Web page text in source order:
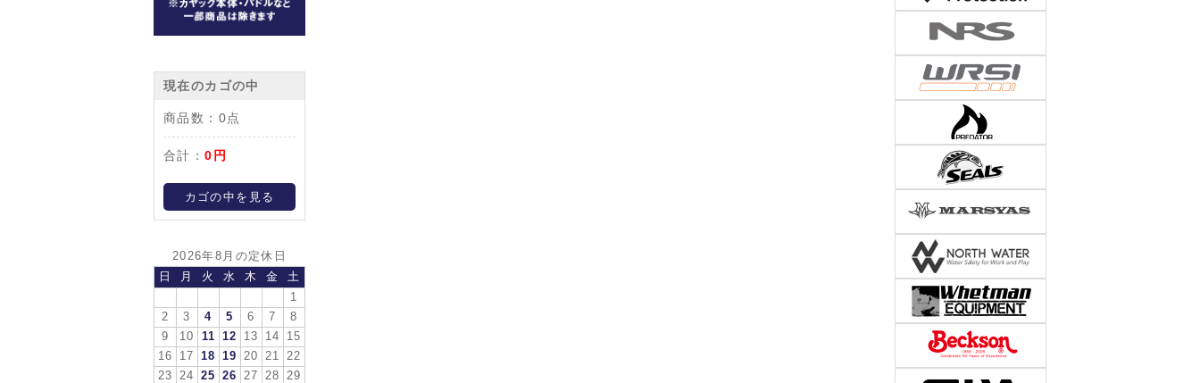
現在のカゴの中
商品数： 0点
合計：0円
カゴの中を見る
2026年8月の定休日
日
月 火 水 木 金
土
1
2
3 4 5 6 7
8
9
10 11 12 13 14
15
16
17 18 19 20 21
22
23
24 25 26 27 28
29